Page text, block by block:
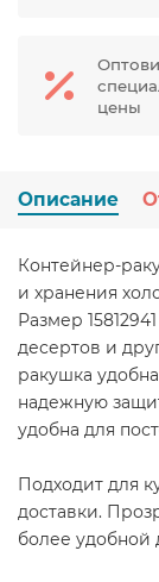
цены
Описание
Контейнер-
и хранения
Размер
десертов и
ракушка
надежную
удобна для
Подходит для
доставки.
более удобной